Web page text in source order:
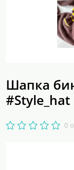
Шапка
#Style_hat
0